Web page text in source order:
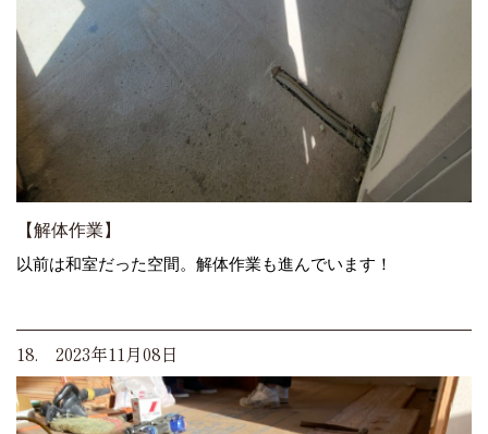
【解体作業】
以前は和室だった空間。解体作業も進んでいます！
18. 2023年11月08日